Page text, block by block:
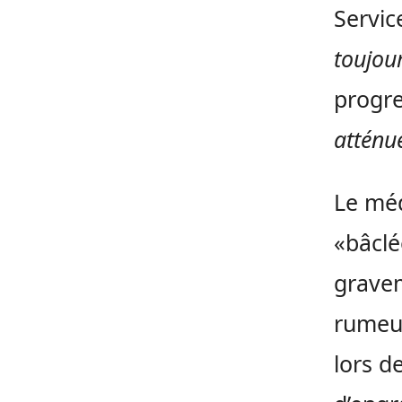
Le
lors